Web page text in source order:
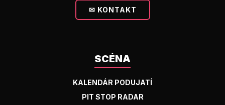
✉ KONTAKT
SCÉNA
KALENDÁR PODUJATÍ
PIT STOP RADAR